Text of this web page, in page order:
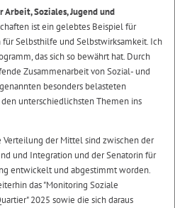
Soziales, Jugend und
ist ein gelebtes Beispiel für
Selbsthilfe und Selbstwirksamkeit. Ich
das sich so bewährt hat. Durch
Zusammenarbeit von Sozial- und
besonders belasteten
unterschiedlichsten Themen ins
der Mittel sind zwischen der
und Integration und der Senatorin für
entwickelt und abgestimmt worden.
das "Monitoring Soziale
2025 sowie die sich daraus